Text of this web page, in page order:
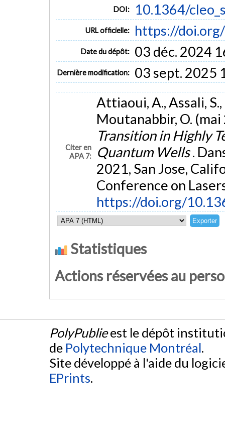
DOI: 10.1364/
URL officielle: https://
Date du dépôt: 03 déc. 2024
Dernière modification: 03 sept. 2025
Citer en
APA 7:
Attiaoui, A., Assali, S.,
Moutanabbir, O.
Transition in Highly
Quantum Wells.
2021, San Jose,
Conference on
https://doi.org/
Statistiques
Actions réservées au
PolyPublieest le dépôt
de Polytechnique Montréal.
Site développé à l'aide du
EPrints.